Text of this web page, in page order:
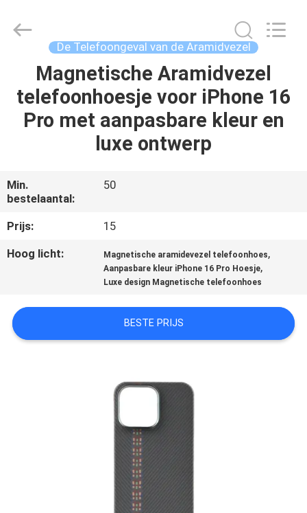
HUIS
PRODUCTEN
VR-
SHOW
KWALITEITSCONTROLE
Technology
De Telefoongeval van de Aramidvezel
Magnetische Aramidvezel
telefoonhoesje voor iPhone 16
Pro met aanpasbare kleur en
luxe ontwerp
Min.
bestelaantal:
50
Prijs:
15
Hoog licht:
Magnetische aramidevezel telefoonhoes,
Aanpasbare kleur iPhone 16 Pro Hoesje,
Luxe design Magnetische telefoonhoes
BESTE PRIJS